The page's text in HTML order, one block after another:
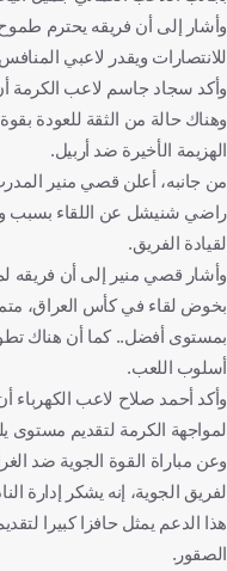
وأشار إلى أن فريقه يحترم طموح
للانتصارات ويقدر لاعبي
وأكد سجاد جاسم لاعب الكرمة
وهناك حالة من الثقة للعودة
الهزيمة الأخيرة ضد أربيل.
من جانبه، أعلن قصي منير
راضي شنيشل عن اللقاء بسبب
لقيادة الفريق.
وأشار قصي منير إلى أن فريقه
بخوض لقاء في كأس العراق،
بمستوى أفضل.. كما أن هناك
أسلوب اللعب.
وأكد أحمد صلاح لاعب الكهرباء
لمواجهة الكرمة لتقديم مستوى
وعن مباراة القوة الجوية ضد
لفريق الجوية، إنه يشكر إدارة
هذا الدعم يمثل حافزا كبيرا
الصقور.